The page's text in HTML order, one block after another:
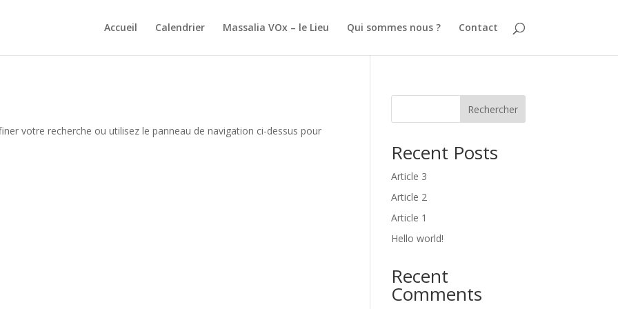
Accueil Calendrier Massalia VOx – le Lieu Qui sommes nous ? Contact
votre recherche ou utilisez le panneau de navigation ci-dessus pour
Rechercher
Recent Posts
Article 3
Article 2
Article 1
Hello world!
Recent
Comments